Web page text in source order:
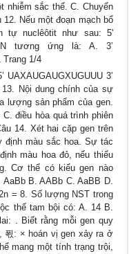
nhiễm sắc thể. C. Chuyển
12. Nếu một đoạn mạch bổ
tự nuclêôtit như sau: 5'
tương ứng là: A. 3’
Trang 1/4
UAXAUGAUGXUGUUU 3’
13. Nội dung chính của sự
lượng sản phẩm của gen.
điều hòa quá trình phiên
14. Xét hai cặp gen trên
định màu sắc hoa. Sự tác
màu hoa đỏ, nếu thiếu
Cơ thể có kiểu gen nào
B. AABb C. AaBB D.
= 8. Số lượng NST trong
thể tam bội có: A. 14 B.
. Biết rằng mỗi gen quy
푃: × hoán vị gen xảy ra ở
mang một tính trạng trội,